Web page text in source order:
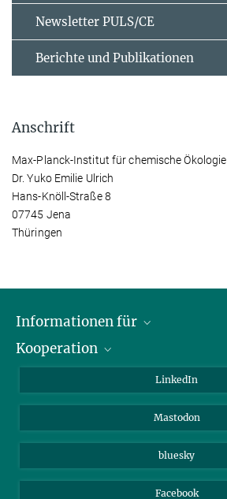
Newsletter PULS/CE
Berichte und Publikationen
Anschrift
Max-Planck-Institut für chemische Ökologie
Dr. Yuko Emilie Ulrich
Hans-Knöll-Straße 8
07745 Jena
Thüringen
Informationen für
Journalisten
Kooperation
Beutenberg Campus e.V.
LinkedIn
Mastodon
bluesky
Facebook